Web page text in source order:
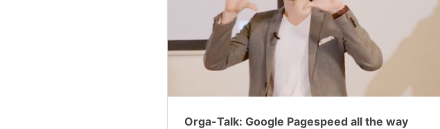
Orga-Talk: Google Pagespeed all the way